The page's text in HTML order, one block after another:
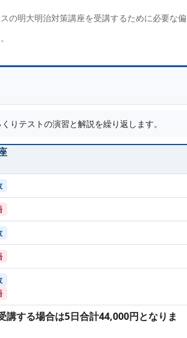
の明大明治対策講座を受講するために必要な偏
りテストの演習と解説を繰り返します。
する場合は5日合計44,000円となりま